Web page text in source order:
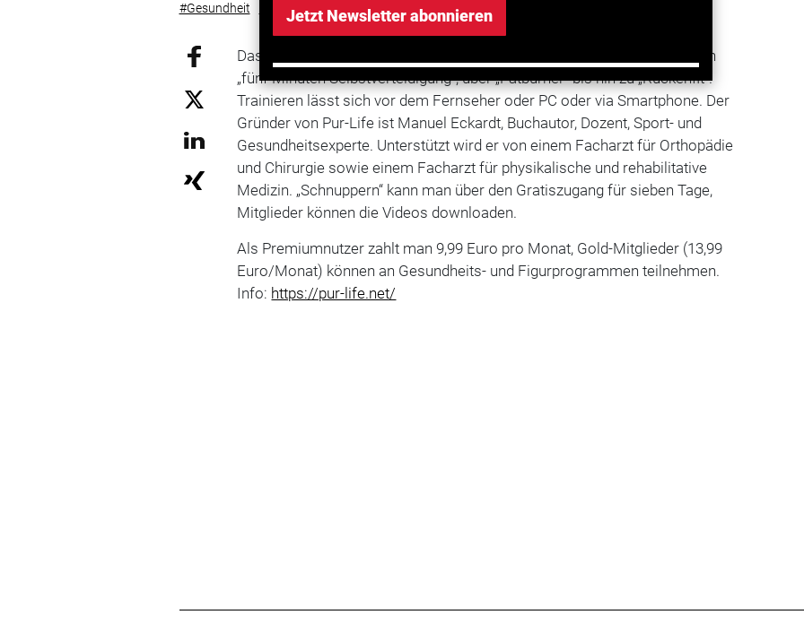
#Gesundheit #TRUCKER #Fitness
Jetzt Newsletter abonnieren
Das Online-Fitnessstudio bietet über 400 Videos in 70 Kategorien an, von
„fünf Minuten Selbstverteidigung“, über „Fatburner“ bis hin zu „Rückenfit“.
Trainieren lässt sich vor dem Fernseher oder PC oder via Smartphone. Der
Gründer von Pur-Life ist Manuel Eckardt, Buchautor, Dozent, Sport- und
Gesundheitsexperte. Unterstützt wird er von einem Facharzt für Orthopädie
und Chirurgie sowie einem Facharzt für physikalische und rehabilitative
Medizin. „Schnuppern“ kann man über den Gratiszugang für sieben Tage,
Mitglieder können die Videos downloaden.
Als Premiumnutzer zahlt man 9,99 Euro pro Monat, Gold-Mitglieder (13,99
Euro/Monat) können an Gesundheits- und Figurprogrammen teilnehmen.
Info: https://pur-life.net/